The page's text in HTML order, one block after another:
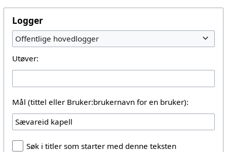
Logger
Offentlige hovedlogger
Utøver:
Mål (tittel eller Bruker:brukernavn for en bruker):
Søk i titler som starter med denne teksten